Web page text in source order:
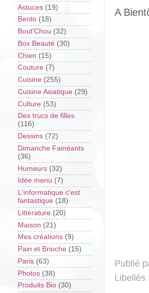
A
Publié
Libellés
Astuces (19)
Bento (18)
Bout'Chou (32)
Box Beauté (30)
Chien (15)
Couture (7)
Cuisine (255)
Cuisine Asiatique (29)
Culture (53)
Des trucs de filles
(116)
Dessins (72)
Dimanche Fainéants
(36)
Humeurs (32)
Idée menu (7)
L'informatique c'est
fantastique (18)
Littérature (20)
Maison (21)
Mes créations (9)
Pain et Brioche (15)
Paris (63)
Photos (38)
Produits Bio (30)